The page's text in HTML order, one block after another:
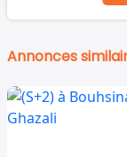
Annonces